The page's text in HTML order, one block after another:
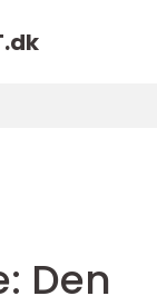
dk
Den